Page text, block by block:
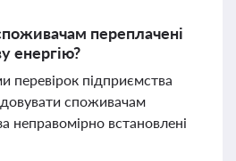
переплачені
енергію?
перевірок підприємства
споживачам
неправомірно встановлені